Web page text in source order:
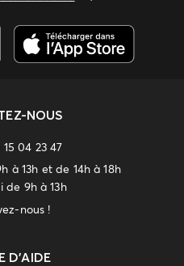
NOUS
15 04 23 47
à 13h et de 14h à 18h
de 9h à 13h
nous !
D'AIDE